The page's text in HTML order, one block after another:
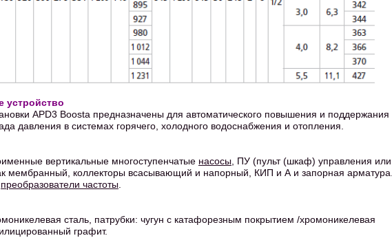
устройство
APD3 Boosta предназначены для автоматического повышения и поддержания
давления в системах горячего, холодного водоснабжения и отопления.
вертикальные многоступенчатые насосы, ПУ (пульт (шкаф) управления или
мембранный, коллекторы всасывающий и напорный, КИП и А и запорная
преобразователи частоты.
сталь, патрубки: чугун с катафорезным покрытием /хромоникелевая
графит.